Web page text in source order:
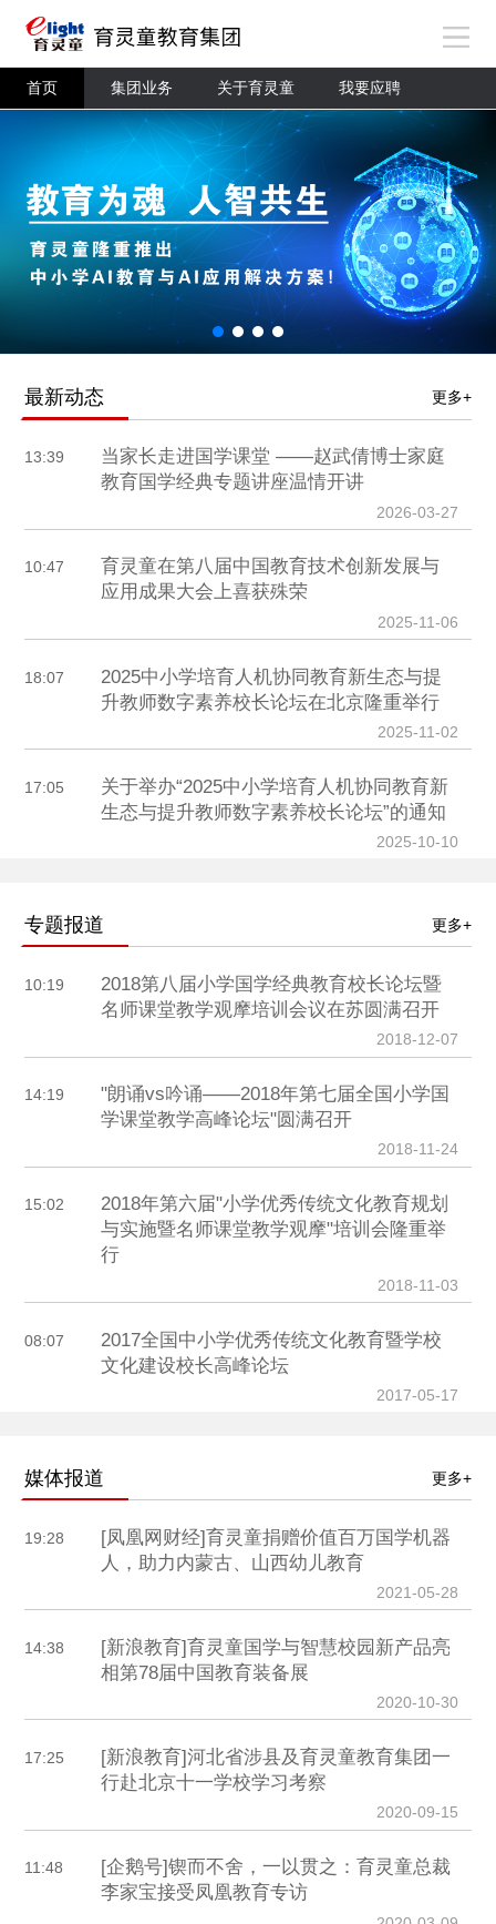
首页 集团业务 关于育灵童 我要应聘
最新动态 更多+
13:39
当家长走进国学课堂 ——赵武倩博士家庭
教育国学经典专题讲座温情开讲
2026-03-27
10:47
育灵童在第八届中国教育技术创新发展与
应用成果大会上喜获殊荣
2025-11-06
18:07
2025中小学培育人机协同教育新生态与提
升教师数字素养校长论坛在北京隆重举行
2025-11-02
17:05
关于举办“2025中小学培育人机协同教育新
生态与提升教师数字素养校长论坛”的通知
2025-10-10
专题报道 更多+
10:19
2018第八届小学国学经典教育校长论坛暨
名师课堂教学观摩培训会议在苏圆满召开
2018-12-07
14:19
"朗诵vs吟诵——2018年第七届全国小学国
学课堂教学高峰论坛"圆满召开
2018-11-24
15:02
2018年第六届"小学优秀传统文化教育规划
与实施暨名师课堂教学观摩"培训会隆重举
行
2018-11-03
08:07
2017全国中小学优秀传统文化教育暨学校
文化建设校长高峰论坛
2017-05-17
媒体报道 更多+
19:28
[凤凰网财经]育灵童捐赠价值百万国学机器
人，助力内蒙古、山西幼儿教育
2021-05-28
14:38
[新浪教育]育灵童国学与智慧校园新产品亮
相第78届中国教育装备展
2020-10-30
17:25
[新浪教育]河北省涉县及育灵童教育集团一
行赴北京十一学校学习考察
2020-09-15
11:48
[企鹅号]锲而不舍，一以贯之：育灵童总裁
李家宝接受凤凰教育专访